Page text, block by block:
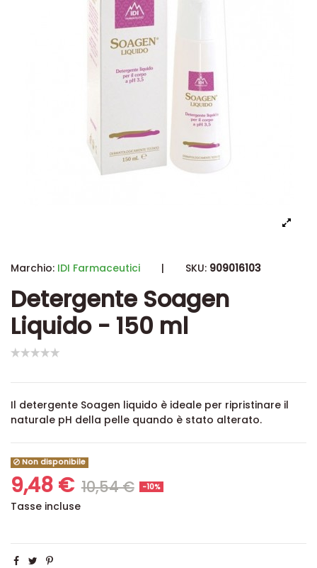
Marchio: IDI Farmaceutici | SKU: 909016103
Detergente Soagen
Liquido - 150 ml
Il detergente Soagen liquido è ideale per ripristinare il
naturale pH della pelle quando è stato alterato.
Non disponibile
9,48 € 10,54 € -10%
Tasse incluse